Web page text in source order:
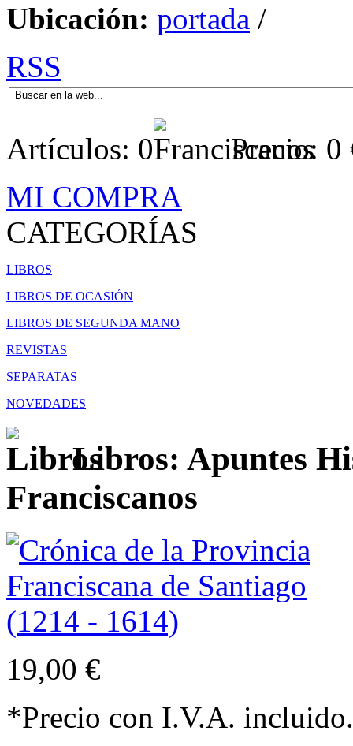
Ubicación: portada /
RSS
Artículos: 0 Precio: 0
MI COMPRA
CATEGORÍAS
LIBROS
LIBROS DE OCASIÓN
LIBROS DE SEGUNDA MANO
REVISTAS
SEPARATAS
NOVEDADES
Libros: Apuntes
Franciscanos
19,00 €
*Precio con I.V.A. incluido.